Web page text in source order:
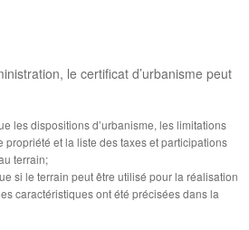
le certificat d’urbanisme peut
les dispositions d’urbanisme, les limitations
propriété et la liste des taxes et participations
terrain;
si le terrain peut être utilisé pour la réalisation
caractéristiques ont été précisées dans la